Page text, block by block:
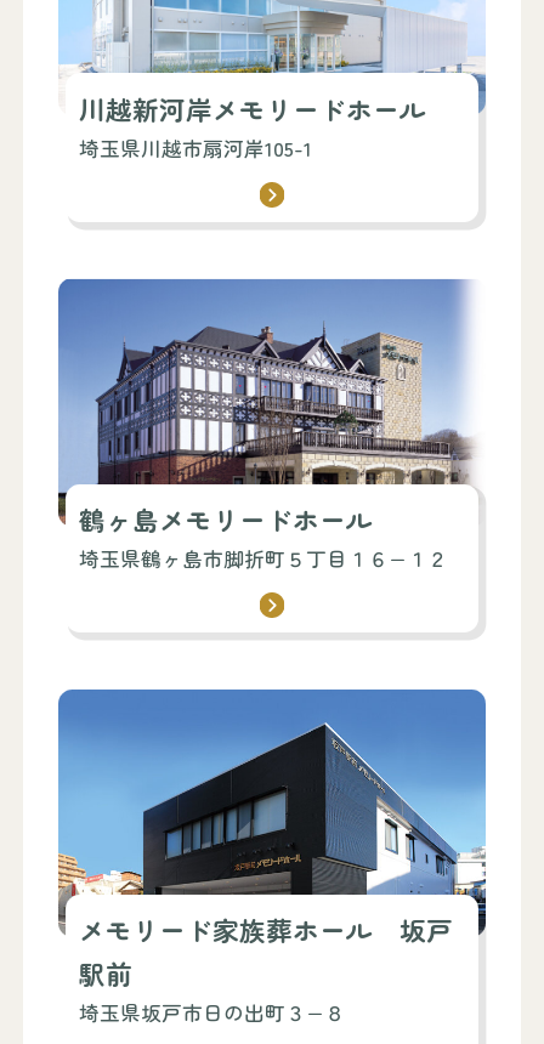
川越新河岸メモリードホール
埼玉県川越市扇河岸105-1
鶴ヶ島メモリードホール
埼玉県鶴ヶ島市脚折町５丁目１６−１２
メモリード家族葬ホール 坂戸
駅前
埼玉県坂戸市日の出町３−８